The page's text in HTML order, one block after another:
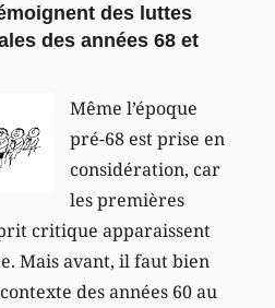
des luttes
des années 68 et
Même l’époque
pré-68 est prise en
considération, car
les premières
critique apparaissent
Mais avant, il faut bien
des années 60 au